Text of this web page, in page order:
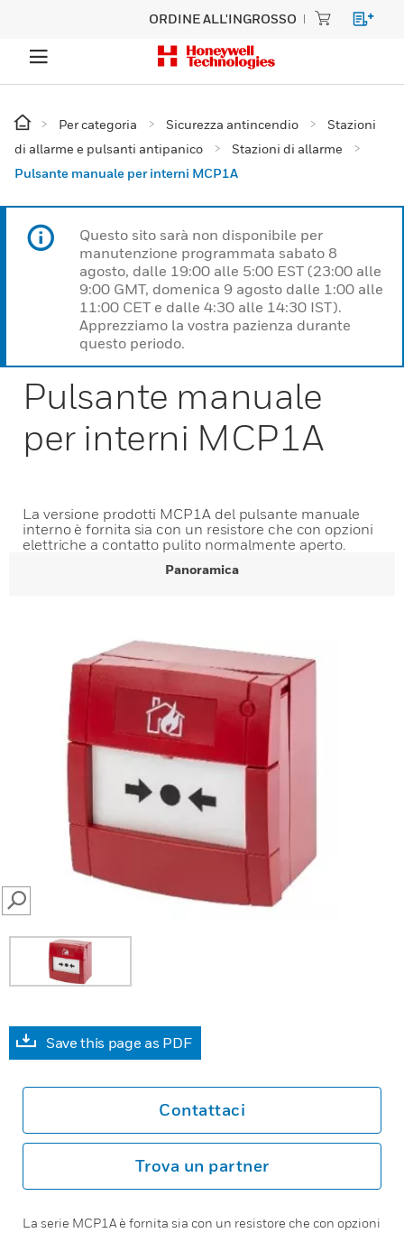
ORDINE ALL'INGROSSO
Per categoria Sicurezza antincendio
Stazioni
di allarme e pulsanti antipanico
Stazioni di allarme
Pulsante manuale per interni MCP1A
Questo sito sarà non disponibile per
manutenzione programmata sabato 8
agosto, dalle 19:00 alle 5:00 EST (23:00 alle
9:00 GMT, domenica 9 agosto dalle 1:00 alle
11:00 CET e dalle 4:30 alle 14:30 IST).
Apprezziamo la vostra pazienza durante
questo periodo.
Pulsante manuale
per interni MCP1A
La versione prodotti MCP1A del pulsante manuale
interno è fornita sia con un resistore che con opzioni
elettriche a contatto pulito normalmente aperto.
Panoramica
SEARCH
Save this page as PDF
Contattaci
Trova un partner
La serie MCP1A è fornita sia con un resistore che con opzioni